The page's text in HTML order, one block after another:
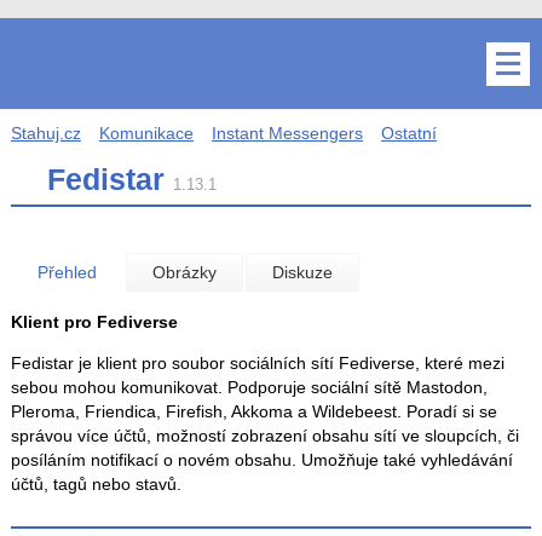
Stahuj.cz Komunikace Instant Messengers Ostatní
Fedistar 1.13.1
Přehled Obrázky Diskuze
Klient pro Fediverse
Fedistar je klient pro soubor sociálních sítí Fediverse, které mezi
sebou mohou komunikovat. Podporuje sociální sítě Mastodon,
Pleroma, Friendica, Firefish, Akkoma a Wildebeest. Poradí si se
správou více účtů, možností zobrazení obsahu sítí ve sloupcích, či
posíláním notifikací o novém obsahu. Umožňuje také vyhledávání
účtů, tagů nebo stavů.